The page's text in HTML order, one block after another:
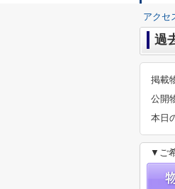
アクセ
過
掲載
公開
本日
▼ご